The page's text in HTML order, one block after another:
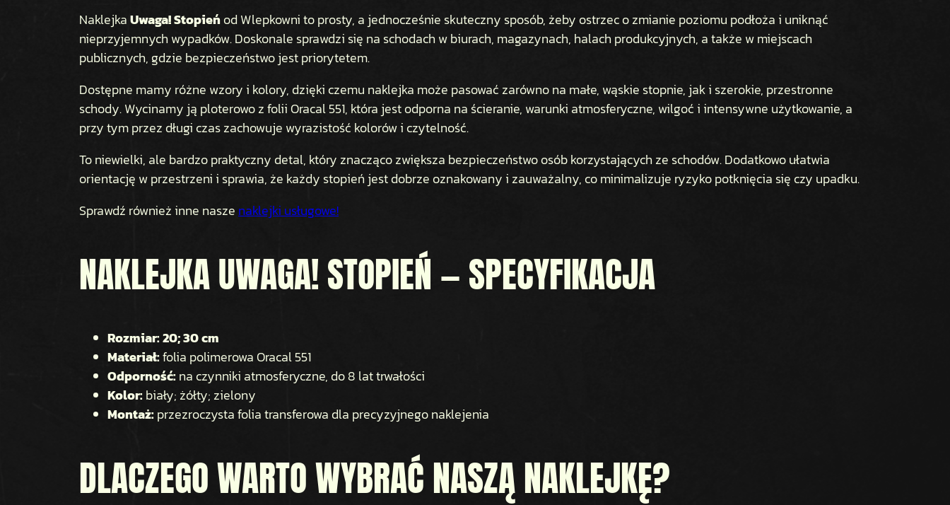
NaklejkaUwaga! Stopieńod Wlepkowni to prosty, a jednocześnie skuteczny sposób, żeby ostrzec o zmianie poziomu podłoża i uniknąć
nieprzyjemnych wypadków. Doskonale sprawdzi się na schodach w biurach, magazynach, halach produkcyjnych, a także w miejscach
publicznych, gdzie bezpieczeństwo jest priorytetem.
Dostępne mamy różne wzory i kolory, dzięki czemu naklejka może pasować zarówno na małe, wąskie stopnie, jak i szerokie, przestronne
schody. Wycinamy ją ploterowo z folii Oracal 551, która jest odporna na ścieranie, warunki atmosferyczne, wilgoć i intensywne użytkowanie, a
przy tym przez długi czas zachowuje wyrazistość kolorów i czytelność.
To niewielki, ale bardzo praktyczny detal, który znacząco zwiększa bezpieczeństwo osób korzystających ze schodów. Dodatkowo ułatwia
orientację w przestrzeni i sprawia, że każdy stopień jest dobrze oznakowany i zauważalny, co minimalizuje ryzyko potknięcia się czy upadku.
Sprawdź również inne nasze naklejki usługowe!
NAKLEJKA UWAGA! STOPIEŃ — SPECYFIKACJA
Rozmiar: 20; 30 cm
Materiał:folia polimerowa Oracal 551
Odporność:na czynniki atmosferyczne, do 8 lat trwałości
Kolor: biały; żółty; zielony
Montaż: przezroczysta folia transferowa dla precyzyjnego naklejenia
DLACZEGO WARTO WYBRAĆ NASZĄ NAKLEJKĘ?